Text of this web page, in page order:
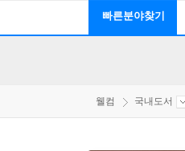
빠른분야찾기
웰컴 국내도서